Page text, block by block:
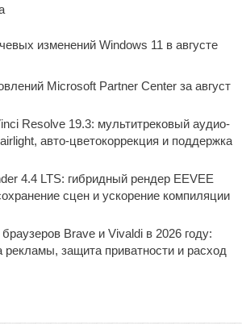
изменений Windows 11 в августе
Microsoft Partner Center за август
Resolve 19.3: мультитрековый аудио-
авто-цветокоррекция и поддержка
4.4 LTS: гибридный рендер EEVEE
сцен и ускорение компиляции
Brave и Vivaldi в 2026 году:
рекламы, защита приватности и расход